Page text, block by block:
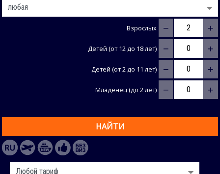
Взрослых − +
Детей (от 12 до 18 лет) − +
Детей (от 2 до 11 лет) − +
Младенец (до 2 лет) − +
НАЙТИ